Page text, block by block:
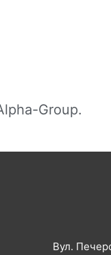
Group.
Вул.